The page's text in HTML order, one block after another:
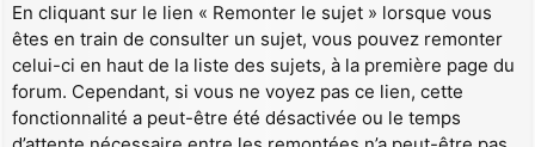
En cliquant sur le lien « Remonter le sujet » lorsque vous
êtes en train de consulter un sujet, vous pouvez remonter
celui-ci en haut de la liste des sujets, à la première page du
forum. Cependant, si vous ne voyez pas ce lien, cette
fonctionnalité a peut-être été désactivée ou le temps